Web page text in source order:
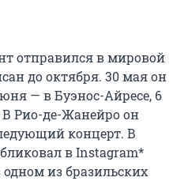
отправился в мировой
до октября. 30 мая он
— в Буэнос-Айресе, 6
Рио-де-Жанейро он
концерт. В
в Instagram*
из бразильских